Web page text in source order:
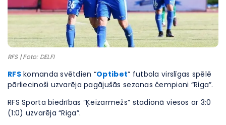
RFS | Foto: DELFI
RFSkomanda svētdien “Optibet” futbola virslīgas spēlē
pārliecinoši uzvarēja pagājušās sezonas čempioni “Riga”.
RFS Sporta biedrības “Ķeizarmežs” stadionā viesos ar 3:0
(1:0) uzvarēja “Riga”.